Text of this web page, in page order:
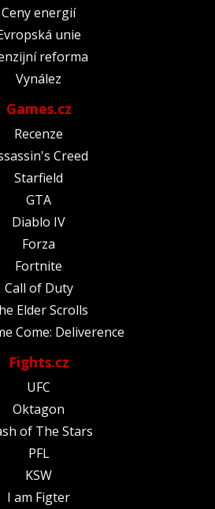
Ceny energií
unie
reforma
Vynález
Games.cz
Recenze
Creed
Starfield
GTA
Diablo IV
Forza
Fortnite
Call of Duty
Elder Scrolls
Come: Deliverence
Fights.cz
UFC
Oktagon
of The Stars
PFL
KSW
I am Figter